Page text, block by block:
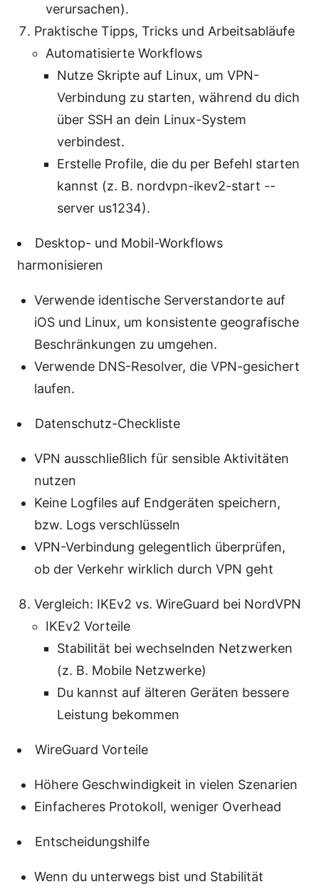
verursachen).
Praktische Tipps, Tricks und Arbeitsabläufe
Automatisierte Workflows
Nutze Skripte auf Linux, um VPN-
Verbindung zu starten, während du dich
über SSH an dein Linux-System
verbindest.
Erstelle Profile, die du per Befehl starten
kannst (z. B. nordvpn-ikev2-start --
server us1234).
Desktop- und Mobil-Workflows
harmonisieren
Verwende identische Serverstandorte auf
iOS und Linux, um konsistente geografische
Beschränkungen zu umgehen.
Verwende DNS-Resolver, die VPN-gesichert
laufen.
Datenschutz-Checkliste
VPN ausschließlich für sensible Aktivitäten
nutzen
Keine Logfiles auf Endgeräten speichern,
bzw. Logs verschlüsseln
VPN-Verbindung gelegentlich überprüfen,
ob der Verkehr wirklich durch VPN geht
Vergleich: IKEv2 vs. WireGuard bei NordVPN
IKEv2 Vorteile
Stabilität bei wechselnden Netzwerken
(z. B. Mobile Netzwerke)
Du kannst auf älteren Geräten bessere
Leistung bekommen
WireGuard Vorteile
Höhere Geschwindigkeit in vielen Szenarien
Einfacheres Protokoll, weniger Overhead
Entscheidungshilfe
Wenn du unterwegs bist und Stabilität